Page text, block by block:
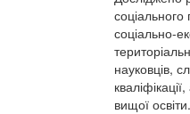
соціально-
науковців,
вищої освіти.